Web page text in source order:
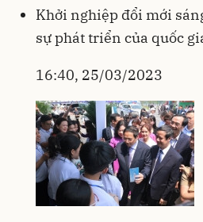
Khởi nghiệp đổi mới
sự phát triển của quốc
16:40, 25/03/2023